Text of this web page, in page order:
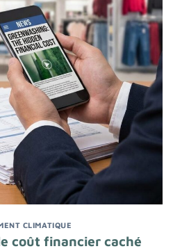
CLIMATIQUE
coût financier caché